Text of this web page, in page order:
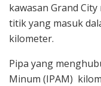
kawasan Grand
titik yang masuk
kilometer.
Pipa yang
Minum (IPAM)